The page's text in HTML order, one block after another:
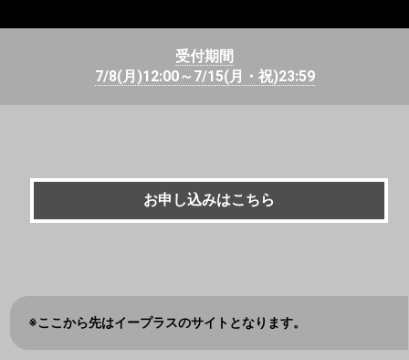
受付期間
7/8(月)12:00～7/15(月・祝)23:59
※ここから先はイープラスのサイトとなります。